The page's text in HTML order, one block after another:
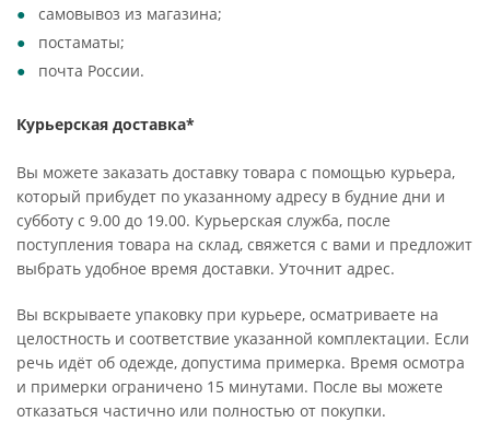
самовывоз из магазина;
постаматы;
почта России.
Курьерская доставка*
Вы можете заказать доставку товара с помощью курьера,
который прибудет по указанному адресу в будние дни и
субботу с 9.00 до 19.00. Курьерская служба, после
поступления товара на склад, свяжется с вами и предложит
выбрать удобное время доставки. Уточнит адрес.
Вы вскрываете упаковку при курьере, осматриваете на
целостность и соответствие указанной комплектации. Если
речь идёт об одежде, допустима примерка. Время осмотра
и примерки ограничено 15 минутами. После вы можете
отказаться частично или полностью от покупки.